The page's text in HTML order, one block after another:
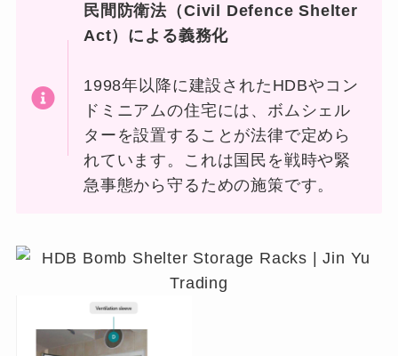
民間防衛法（Civil Defence Shelter
Act）による義務化
1998年以降に建設されたHDBやコン
ドミニアムの住宅には、ボムシェル
ターを設置することが法律で定めら
れています。これは国民を戦時や緊
急事態から守るための施策です。